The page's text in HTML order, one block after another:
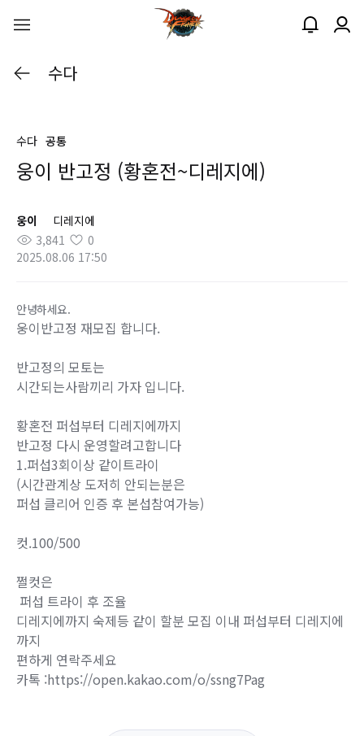
수다
수다 공통
웅이 반고정 (황혼전~디레지에)
웅이
디레지에
3,841
0
2025.08.06 17:50
안녕하세요.
웅이반고정 재모집 합니다.
반고정의 모토는
시간되는사람끼리 가자 입니다.
황혼전 퍼섭부터 디레지에까지
반고정 다시 운영할려고합니다
1.퍼섭3회이상 같이트라이
(시간관계상 도저히 안되는분은
퍼섭 클리어 인증 후 본섭참여가능)
컷.100/500
쩔컷은
퍼섭 트라이 후 조율
디레지에까지 숙제등 같이 할분 모집 이내 퍼섭부터 디레지에
까지
편하게 연락주세요
카톡 :https://open.kakao.com/o/ssng7Pag